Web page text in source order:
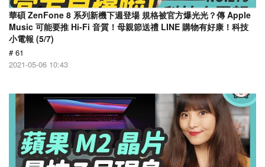
華碩 ZenFone 8 系列新機下週登場 規格被官方爆光光？傳 Apple
Music 可能要推 Hi-Fi 音質！母親節送禮 LINE 購物有好康！科技
小電報 (5/7)
# 61
2021-05-06 10:43